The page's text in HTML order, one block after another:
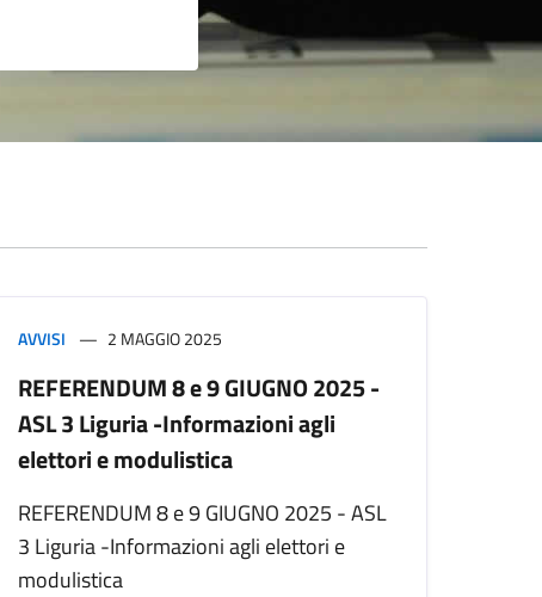
AVVISI 2 MAGGIO 2025
REFERENDUM 8 e 9 GIUGNO 2025 -
ASL 3 Liguria -Informazioni agli
elettori e modulistica
REFERENDUM 8 e 9 GIUGNO 2025 - ASL
3 Liguria -Informazioni agli elettori e
modulistica